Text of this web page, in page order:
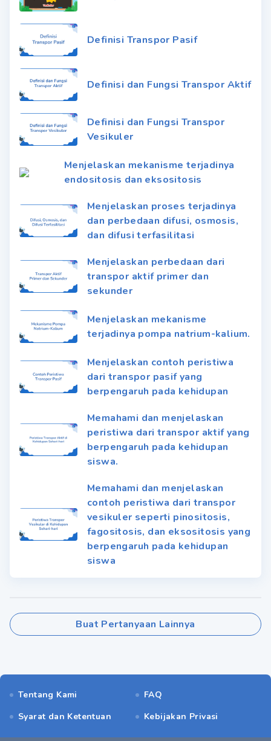
Definisi Transpor Pasif
Definisi dan Fungsi Transpor Aktif
Definisi dan Fungsi Transpor
Vesikuler
Menjelaskan mekanisme terjadinya
endositosis dan eksositosis
Menjelaskan proses terjadinya
dan perbedaan difusi, osmosis,
dan difusi terfasilitasi
Menjelaskan perbedaan dari
transpor aktif primer dan
sekunder
Menjelaskan mekanisme
terjadinya pompa natrium-kalium.
Menjelaskan contoh peristiwa
dari transpor pasif yang
berpengaruh pada kehidupan
Memahami dan menjelaskan
peristiwa dari transpor aktif yang
berpengaruh pada kehidupan
siswa.
Memahami dan menjelaskan
contoh peristiwa dari transpor
vesikuler seperti pinositosis,
fagositosis, dan eksositosis yang
berpengaruh pada kehidupan
siswa
Buat Pertanyaan Lainnya
Tentang Kami
FAQ
Syarat dan Ketentuan
Kebijakan Privasi